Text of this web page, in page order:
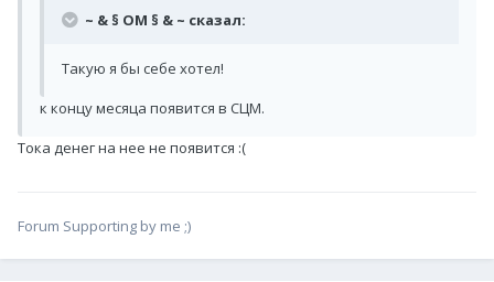
~ & § OM § & ~ сказал:
Такую я бы себе хотел!
к концу месяца появится в СЦМ.
Тока денег на нее не появится :(
Forum Supporting by me ;)